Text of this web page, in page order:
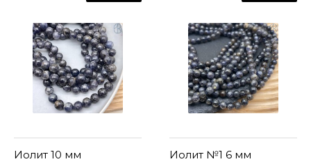
Иолит 10 мм Иолит №1 6 мм